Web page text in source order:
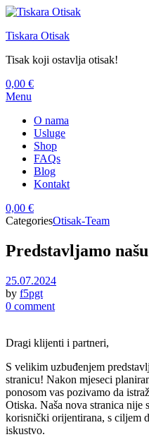
Tiskara Otisak
Tisak koji ostavlja otisak!
0,00 €
Menu
O nama
Usluge
Shop
FAQs
Blog
Kontakt
0,00 €
CategoriesOtisak-Team
Predstavljamo
25.07.2024
by f5pgt
0 comment
Dragi klijenti i partneri,
S velikim uzbuđenjem
stranicu! Nakon mjeseci
ponosom vas pozivamo da
Otiska. Naša nova stranica nije
korisnički orijentirana, s ciljem
iskustvo.